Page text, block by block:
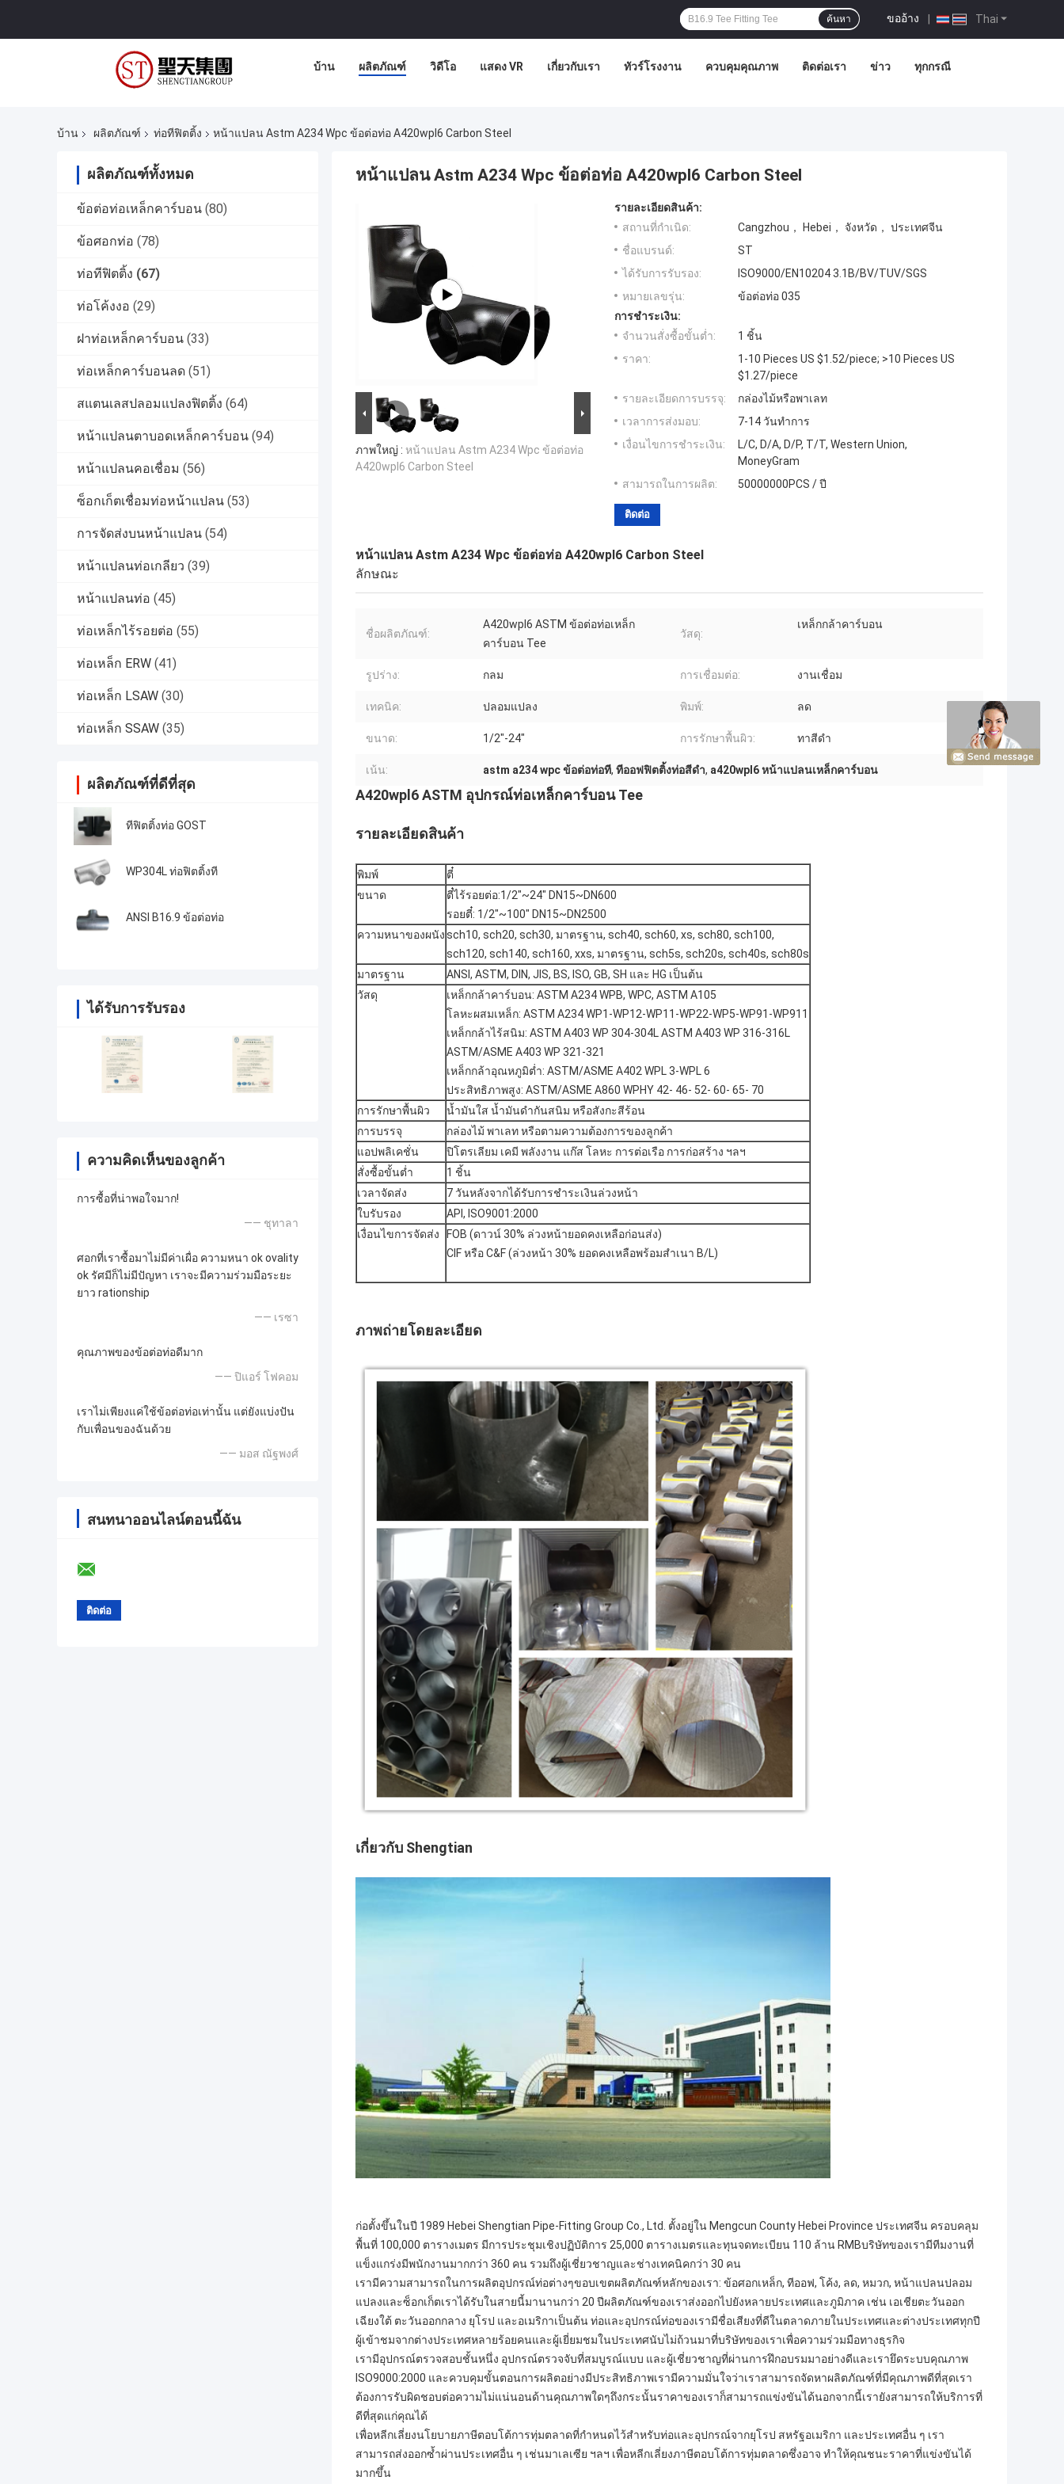
Thai
ขออ้าง |
ค้นหา
บ้าน ผลิตภัณฑ์ วิดีโอ แสดง VR เกี่ยวกับเรา ทัวร์โรงงาน ควบคุมคุณภาพ ติดต่อเรา ข่าว ทุกกรณี
บ้าน ผลิตภัณฑ์ ท่อทีฟิตติ้ง หน้าแปลน Astm A234 Wpc ข้อต่อท่อ A420wpl6 Carbon Steel
ผลิตภัณฑ์ทั้งหมด
ข้อต่อท่อเหล็กคาร์บอน (80)
ข้อศอกท่อ (78)
ท่อทีฟิตติ้ง (67)
ท่อโค้งงอ (29)
ฝาท่อเหล็กคาร์บอน (33)
ท่อเหล็กคาร์บอนลด (51)
สแตนเลสปลอมแปลงฟิตติ้ง (64)
หน้าแปลนตาบอดเหล็กคาร์บอน (94)
หน้าแปลนคอเชื่อม (56)
ซ็อกเก็ตเชื่อมท่อหน้าแปลน (53)
การจัดส่งบนหน้าแปลน (54)
หน้าแปลนท่อเกลียว (39)
หน้าแปลนท่อ (45)
ท่อเหล็กไร้รอยต่อ (55)
ท่อเหล็ก ERW (41)
ท่อเหล็ก LSAW (30)
ท่อเหล็ก SSAW (35)
ผลิตภัณฑ์ที่ดีที่สุด
ทีฟิตติ้งท่อ GOST
WP304L ท่อฟิตติ้งที
ANSI B16.9 ข้อต่อท่อ
ได้รับการรับรอง
ความคิดเห็นของลูกค้า
การซื้อที่น่าพอใจมาก!
—— ชุทาลา
ศอกที่เราซื้อมาไม่มีค่าเผื่อ ความหนา ok ovality
ok รัศมีก็ไม่มีปัญหา เราจะมีความร่วมมือระยะ
ยาว rationship
—— เรซา
คุณภาพของข้อต่อท่อดีมาก
—— ปิแอร์ โฟคอม
เราไม่เพียงแค่ใช้ข้อต่อท่อเท่านั้น แต่ยังแบ่งปัน
กับเพื่อนของฉันด้วย
—— มอส ณัฐพงศ์
สนทนาออนไลน์ตอนนี้ฉัน
หน้าแปลน Astm A234 Wpc ข้อต่อท่อ A420wpl6 Carbon Steel
ภาพใหญ่ : หน้าแปลน Astm A234 Wpc ข้อต่อท่อ
A420wpl6 Carbon Steel
รายละเอียดสินค้า:
สถานที่กำเนิด:
Cangzhou， Hebei， จังหวัด， ประเทศจีน
ชื่อแบรนด์:
ST
ได้รับการรับรอง:
ISO9000/EN10204 3.1B/BV/TUV/SGS
หมายเลขรุ่น:
ข้อต่อท่อ 035
การชำระเงิน:
จำนวนสั่งซื้อขั้นต่ำ:
1 ชิ้น
ราคา:
1-10 Pieces US $1.52/piece; >10 Pieces US
$1.27/piece
รายละเอียดการบรรจุ:
กล่องไม้หรือพาเลท
เวลาการส่งมอบ:
7-14 วันทำการ
เงื่อนไขการชำระเงิน:
L/C, D/A, D/P, T/T, Western Union,
MoneyGram
สามารถในการผลิต:
50000000PCS / ปี
ติดต่อ
หน้าแปลน Astm A234 Wpc ข้อต่อท่อ A420wpl6 Carbon Steel
ลักษณะ
ชื่อผลิตภัณฑ์:
A420wpl6 ASTM ข้อต่อท่อเหล็ก
คาร์บอน Tee
วัสดุ:
เหล็กกล้าคาร์บอน
รูปร่าง: กลม การเชื่อมต่อ: งานเชื่อม
เทคนิค: ปลอมแปลง พิมพ์: ลด
ขนาด: 1/2"-24" การรักษาพื้นผิว: ทาสีดำ
เน้น: astm a234 wpc ข้อต่อท่อที, ทีออฟฟิตติ้งท่อสีดำ, a420wpl6 หน้าแปลนเหล็กคาร์บอน
A420wpl6 ASTM อุปกรณ์ท่อเหล็กคาร์บอน Tee
รายละเอียดสินค้า
พิมพ์
ตี๋
ขนาด
ตี๋ไร้รอยต่อ:1/2"~24" DN15~DN600
รอยตี๋: 1/2"~100" DN15~DN2500
ความหนาของผนังsch10, sch20, sch30, มาตรฐาน, sch40, sch60, xs, sch80, sch100,
sch120, sch140, sch160, xxs, มาตรฐาน, sch5s, sch20s, sch40s, sch80s
มาตรฐาน
ANSI, ASTM, DIN, JIS, BS, ISO, GB, SH และ HG เป็นต้น
วัสดุ
เหล็กกล้าคาร์บอน: ASTM A234 WPB, WPC, ASTM A105
โลหะผสมเหล็ก: ASTM A234 WP1-WP12-WP11-WP22-WP5-WP91-WP911
เหล็กกล้าไร้สนิม: ASTM A403 WP 304-304L ASTM A403 WP 316-316L
ASTM/ASME A403 WP 321-321
เหล็กกล้าอุณหภูมิต่ำ: ASTM/ASME A402 WPL 3-WPL 6
ประสิทธิภาพสูง: ASTM/ASME A860 WPHY 42- 46- 52- 60- 65- 70
การรักษาพื้นผิว
น้ำมันใส น้ำมันดำกันสนิม หรือสังกะสีร้อน
การบรรจุ
กล่องไม้ พาเลท หรือตามความต้องการของลูกค้า
แอปพลิเคชั่น
ปิโตรเลียม เคมี พลังงาน แก๊ส โลหะ การต่อเรือ การก่อสร้าง ฯลฯ
สั่งซื้อขั้นต่ำ
1 ชิ้น
เวลาจัดส่ง
7 วันหลังจากได้รับการชำระเงินล่วงหน้า
ใบรับรอง
API, ISO9001:2000
เงื่อนไขการจัดส่ง
FOB (ดาวน์ 30% ล่วงหน้ายอดคงเหลือก่อนส่ง)
CIF หรือ C&F (ล่วงหน้า 30% ยอดคงเหลือพร้อมสำเนา B/L)
ภาพถ่ายโดยละเอียด
เกี่ยวกับ Shengtian
ก่อตั้งขึ้นในปี 1989 Hebei Shengtian Pipe-Fitting Group Co., Ltd. ตั้งอยู่ใน Mengcun County Hebei Province ประเทศจีน ครอบคลุม
พื้นที่ 100,000 ตารางเมตร มีการประชุมเชิงปฏิบัติการ 25,000 ตารางเมตรและทุนจดทะเบียน 110 ล้าน RMBบริษัทของเรามีทีมงานที่
แข็งแกร่งมีพนักงานมากกว่า 360 คน รวมถึงผู้เชี่ยวชาญและช่างเทคนิคกว่า 30 คน
เรามีความสามารถในการผลิตอุปกรณ์ท่อต่างๆขอบเขตผลิตภัณฑ์หลักของเรา: ข้อศอกเหล็ก, ทีออฟ, โค้ง, ลด, หมวก, หน้าแปลนปลอม
แปลงและซ็อกเก็ตเราได้รับในสายนี้มานานกว่า 20 ปีผลิตภัณฑ์ของเราส่งออกไปยังหลายประเทศและภูมิภาค เช่น เอเชียตะวันออก
เฉียงใต้ ตะวันออกกลาง ยุโรป และอเมริกาเป็นต้น ท่อและอุปกรณ์ท่อของเรามีชื่อเสียงที่ดีในตลาดภายในประเทศและต่างประเทศทุกปี
ผู้เข้าชมจากต่างประเทศหลายร้อยคนและผู้เยี่ยมชมในประเทศนับไม่ถ้วนมาที่บริษัทของเราเพื่อความร่วมมือทางธุรกิจ
เรามีอุปกรณ์ตรวจสอบชั้นหนึ่ง อุปกรณ์ตรวจจับที่สมบูรณ์แบบ และผู้เชี่ยวชาญที่ผ่านการฝึกอบรมมาอย่างดีและเรายึดระบบคุณภาพ
ISO9000:2000 และควบคุมขั้นตอนการผลิตอย่างมีประสิทธิภาพเรามีความมั่นใจว่าเราสามารถจัดหาผลิตภัณฑ์ที่มีคุณภาพดีที่สุดเรา
ต้องการรับผิดชอบต่อความไม่แน่นอนด้านคุณภาพใดๆถึงกระนั้นราคาของเราก็สามารถแข่งขันได้นอกจากนี้เรายังสามารถให้บริการที่
ดีที่สุดแก่คุณได้
เพื่อหลีกเลี่ยงนโยบายภาษีตอบโต้การทุ่มตลาดที่กำหนดไว้สำหรับท่อและอุปกรณ์จากยุโรป สหรัฐอเมริกา และประเทศอื่น ๆ เรา
สามารถส่งออกซ้ำผ่านประเทศอื่น ๆ เช่นมาเลเซีย ฯลฯ เพื่อหลีกเลี่ยงภาษีตอบโต้การทุ่มตลาดซึ่งอาจ ทำให้คุณชนะราคาที่แข่งขันได้
มากขึ้น